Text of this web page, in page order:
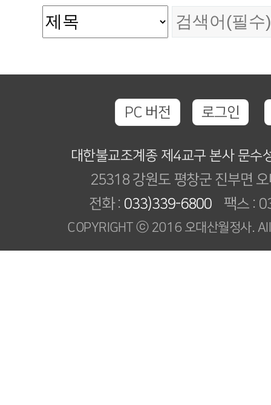
PC 버전 로그인
대한불교조계종 제4교구 본사 문수
25318 강원도 평창군 진부면
전화 : 033)339-6800 팩스 :
COPYRIGHT ⓒ 2016 오대산월정사.